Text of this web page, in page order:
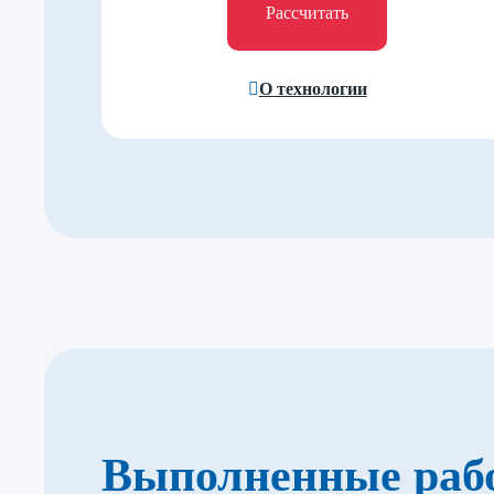
Рассчитать
О технологии
Выполненные